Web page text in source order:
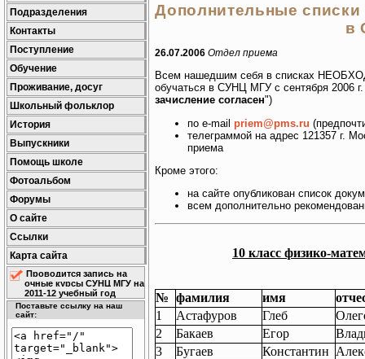
Подразделения
Контакты
Поступление
Обучение
Проживание, досуг
Школьный фольклор
История
Выпускники
Помощь школе
Фотоальбом
Форумы
О сайте
Ссылки
Карта сайта
Проводится запись на
очные курсы СУНЦ МГУ на
2011-12 учебный год
Поставьте ссылку на наш
сайт:
Дополнительные
в
26.07.2006 Отдел приема
Всем нашедшим себя в списках
обучаться в СУНЦ МГУ с сентября 2006
зачисление согласен")
по e-mail priem@pms.ru
телеграммой на адрес 121357 г.
приема
Кроме этого:
на сайте опубликован список
всем дополнительно
10 класс физико-
№ фамилия имя
1
Астафуров Глеб
2
Бакаев Егор
3
Бугаев Константин